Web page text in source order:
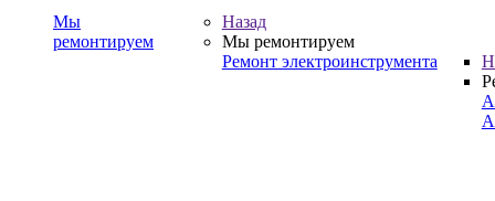
Мы
ремонтируем
Назад
Мы ремонтируем
Ремонт электроинструмента